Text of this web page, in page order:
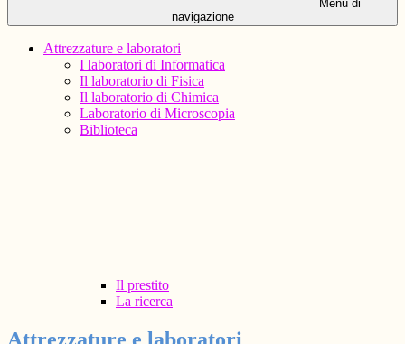
Menu di
navigazione
Attrezzature e laboratori
I laboratori di Informatica
Il laboratorio di Fisica
Il laboratorio di Chimica
Laboratorio di Microscopia
Biblioteca
Il prestito
La ricerca